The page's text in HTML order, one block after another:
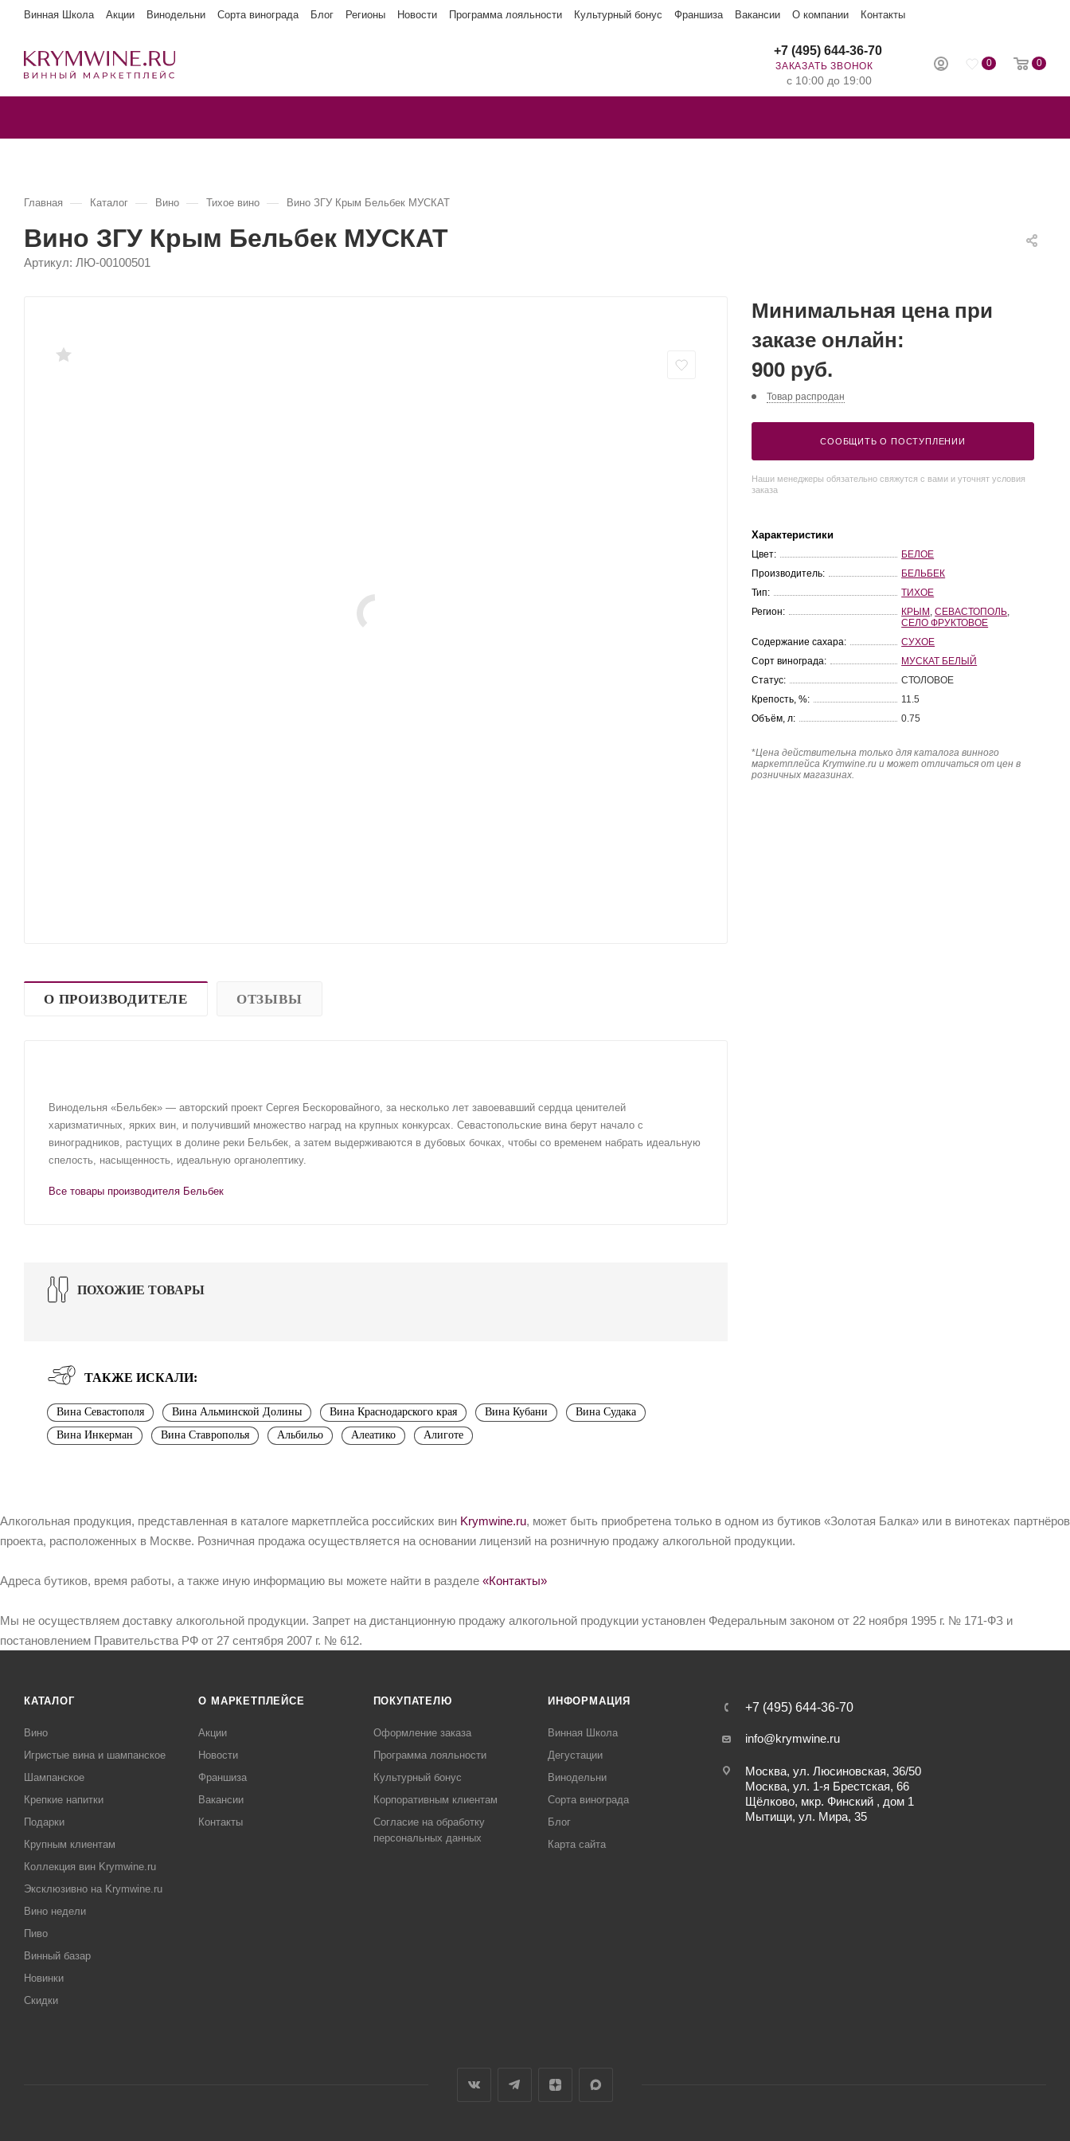
Винная Школа Акции Винодельни Сорта винограда Блог Регионы Новости Программа лояльности Культурный бонус Франшиза Вакансии О компании Контакты
0 0
+7 (495) 644-36-70
ЗАКАЗАТЬ ЗВОНОК
с 10:00 до 19:00
Главная — Каталог — Вино — Тихое вино — Вино ЗГУ Крым Бельбек МУСКАТ
Вино ЗГУ Крым Бельбек МУСКАТ
Артикул: ЛЮ-00100501
О ПРОИЗВОДИТЕЛЕ ОТЗЫВЫ
Винодельня «Бельбек» — авторский проект Сергея Бескоровайного, за несколько лет завоевавший сердца ценителей
харизматичных, ярких вин, и получивший множество наград на крупных конкурсах. Севастопольские вина берут начало с
виноградников, растущих в долине реки Бельбек, а затем выдерживаются в дубовых бочках, чтобы со временем набрать идеальную
спелость, насыщенность, идеальную органолептику.
Все товары производителя Бельбек
ПОХОЖИЕ ТОВАРЫ
ТАКЖЕ ИСКАЛИ:
Вина Севастополя Вина Альминской Долины Вина Краснодарского края Вина Кубани
Вина Судака
Вина Инкерман
Вина Ставрополья Альбильо Алеатико Алиготе
Минимальная цена при
заказе онлайн:
900 руб.
Товар распродан
СООБЩИТЬ О ПОСТУПЛЕНИИ
Наши менеджеры обязательно свяжутся с вами и уточнят условия
заказа
Характеристики
Цвет:
БЕЛОЕ
Производитель:
БЕЛЬБЕК
Тип:
ТИХОЕ
Регион:
КРЫМ ,СЕВАСТОПОЛЬ
СЕЛО ФРУКТОВОЕ
Содержание сахара:
СУХОЕ
Сорт винограда:
МУСКАТ БЕЛЫЙ
Статус:
СТОЛОВОЕ
Крепость, %:
11.5
Объём, л:
0.75
*Цена действительна только для каталога винного
маркетплейса Krymwine.ru и может отличаться от цен в
розничных магазинах.
Алкогольная продукция, представленная в каталоге маркетплейса российских вин Krymwine.ru, может быть приобретена только в одном из бутиков «Золотая Балка» или в винотеках партнёров
проекта, расположенных в Москве. Розничная продажа осуществляется на основании лицензий на розничную продажу алкогольной продукции.
Адреса бутиков, время работы, а также иную информацию вы можете найти в разделе «Контакты»
Мы не осуществляем доставку алкогольной продукции. Запрет на дистанционную продажу алкогольной продукции установлен Федеральным законом от 22 ноября 1995 г. № 171-ФЗ и
постановлением Правительства РФ от 27 сентября 2007 г. № 612.
КАТАЛОГ
Вино
Игристые вина и шампанское
Шампанское
Крепкие напитки
Подарки
Крупным клиентам
Коллекция вин Krymwine.ru
Эксклюзивно на Krymwine.ru
Вино недели
Пиво
Винный базар
Новинки
Скидки
О МАРКЕТПЛЕЙСЕ
Акции
Новости
Франшиза
Вакансии
Контакты
ПОКУПАТЕЛЮ
Оформление заказа
Программа лояльности
Культурный бонус
Корпоративным клиентам
Согласие на обработку
персональных данных
ИНФОРМАЦИЯ
Винная Школа
Дегустации
Винодельни
Сорта винограда
Блог
Карта сайта
+7 (495) 644-36-70
info@krymwine.ru
Москва, ул. Люсиновская, 36/50
Москва, ул. 1-я Брестская, 66
Щёлково, мкр. Финский , дом 1
Мытищи, ул. Мира, 35